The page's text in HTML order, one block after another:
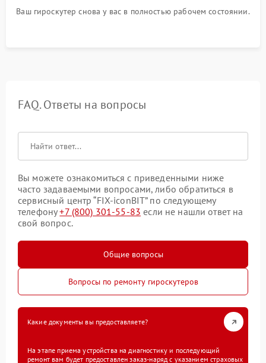
Ваш гироскутер снова у вас в полностью рабочем состоянии.
FAQ. Ответы на вопросы
Вы можете ознакомиться с приведенными ниже
часто задаваемыми вопросами, либо обратиться в
сервисный центр “FIX-iconBIT” по следующему
телефону+7 (800) 301-55-83 если не нашли ответ на
свой вопрос.
Общие вопросы
Вопросы по ремонту гироскутеров
Какие документы вы предоставляете?
На этапе приема устройства на диагностику и последующий
ремонт вам будет предоставлен заказ-наряд с указанием страховых